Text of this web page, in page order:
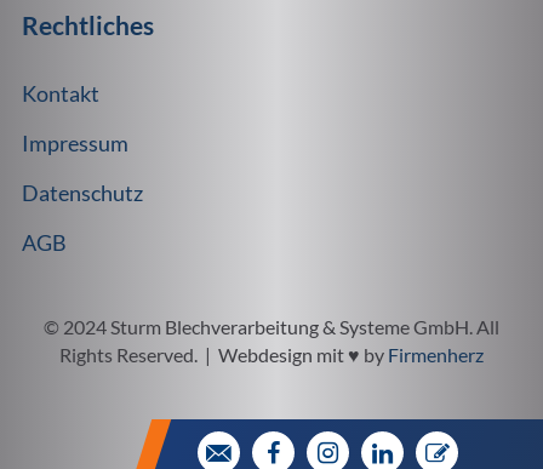
Rechtliches
Kontakt
Impressum
Datenschutz
AGB
© 2024 Sturm Blechverarbeitung & Systeme GmbH. All
Rights Reserved. | Webdesign mit ♥ by Firmenherz
    